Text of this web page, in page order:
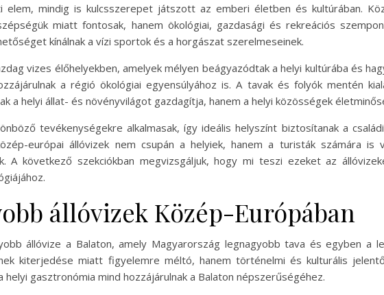
mindig is kulcsszerepet játszott az emberi életben és kultúrában.
miatt fontosak, hanem ökológiai, gazdasági és rekreációs
kínálnak a vízi sportok és a horgászat szerelmeseinek.
vizes élőhelyekben, amelyek mélyen beágyazódtak a helyi kultúrába és
a régió ökológiai egyensúlyához is. A tavak és folyók mentén
a helyi állat- és növényvilágot gazdagítja, hanem a helyi közösségek
tevékenységekre alkalmasak, így ideális helyszínt biztosítanak a
európai állóvizek nem csupán a helyiek, hanem a turisták számára
A következő szekciókban megvizsgáljuk, hogy mi teszi ezeket az
állóvizek Közép-Európában
állóvize a Balaton, amely Magyarország legnagyobb tava és egyben a
kiterjedése miatt figyelemre méltó, hanem történelmi és kulturális
helyi gasztronómia mind hozzájárulnak a Balaton népszerűségéhez.